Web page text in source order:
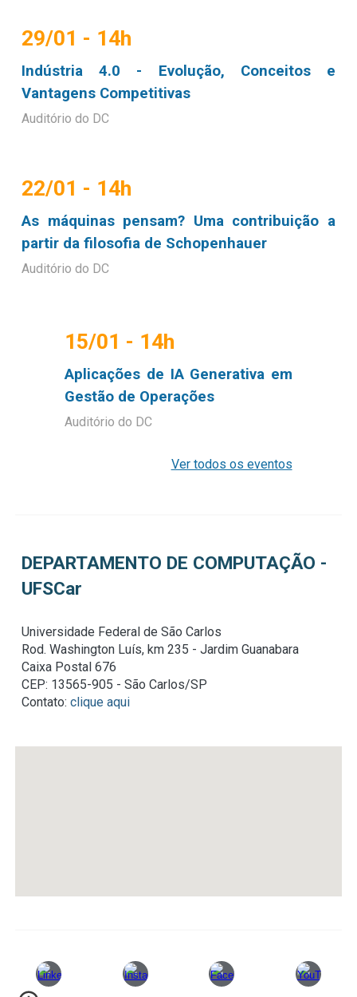
29/01 - 14h
Indústria 4.0 - Evolução, Conceitos e
Vantagens Competitivas
Auditório do DC
22/01 - 14h
As máquinas pensam? Uma contribuição a
partir da filosofia de Schopenhauer
Auditório do DC
15/01 - 14h
Aplicações de IA Generativa em
Gestão de Operações
Auditório do DC
Ver todos os eventos
DEPARTAMENTO DE COMPUTAÇÃO -
UFSCar
Universidade Federal de São Carlos
Rod. Washington Luís, km 235 - Jardim Guanabara
Caixa Postal 676
CEP: 13565-905 - São Carlos/SP
Contato:clique aqui